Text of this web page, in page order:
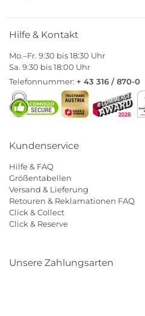
Hilfe & Kontakt
Mo.–Fr. 9:30 bis 18:30 Uhr
Sa. 9:30 bis 18:00 Uhr
Telefonnummer: + 43 316 / 870-0
Kundenservice
Hilfe & FAQ
Größentabellen
Versand & Lieferung
Retouren & Reklamationen FAQ
Click & Collect
Click & Reserve
Unsere Zahlungsarten